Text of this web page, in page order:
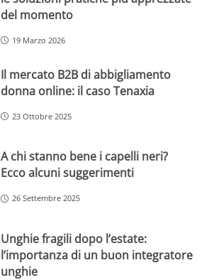
del momento
19 Marzo 2026
Il mercato B2B di abbigliamento
donna online: il caso Tenaxia
23 Ottobre 2025
A chi stanno bene i capelli neri?
Ecco alcuni suggerimenti
26 Settembre 2025
Unghie fragili dopo l’estate:
l’importanza di un buon integratore
unghie